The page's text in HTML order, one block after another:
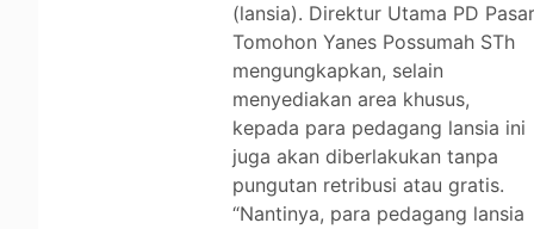
(lansia). Direktur Utama PD
Tomohon Yanes Possumah STh
mengungkapkan, selain
menyediakan area khusus,
kepada para pedagang lansia ini
juga akan diberlakukan tanpa
pungutan retribusi atau gratis.
“Nantinya, para pedagang lansia